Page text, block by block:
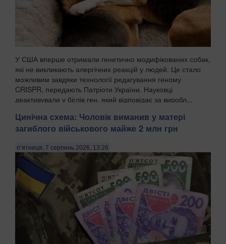
У США вперше отримали генетично модифікованих собак,
які не викликають алергічних реакцій у людей. Це стало
можливим завдяки технології редагування геному
CRISPR, передають Патріоти України. Науковці
деактивували у біглів ген, який відповідає за виробл...
Цинічна схема: Чоловік виманив у матері
загиблого військового майже 2 млн грн
п’ятниця, 7 серпень 2026, 13:26